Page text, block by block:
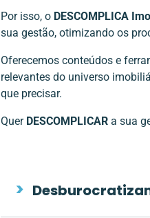
Por isso, o DESCOMPLICA
sua gestão, otimizando os
Oferecemos conteúdos e
relevantes do universo
que precisar.
Quer DESCOMPLICAR a sua